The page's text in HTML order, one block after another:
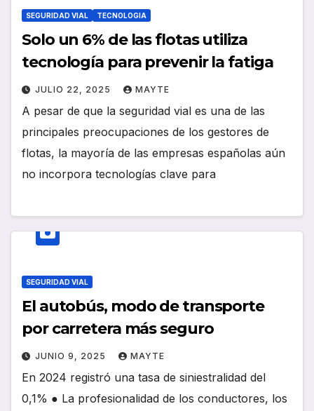
SEGURIDAD VIAL TECNOLOGIA
Solo un 6% de las flotas utiliza
tecnología para prevenir la fatiga
JULIO 22, 2025 MAYTE
A pesar de que la seguridad vial es una de las
principales preocupaciones de los gestores de
flotas, la mayoría de las empresas españolas aún
no incorpora tecnologías clave para
SEGURIDAD VIAL
El autobús, modo de transporte
por carretera más seguro
JUNIO 9, 2025 MAYTE
En 2024 registró una tasa de siniestralidad del
0,1% ● La profesionalidad de los conductores, los